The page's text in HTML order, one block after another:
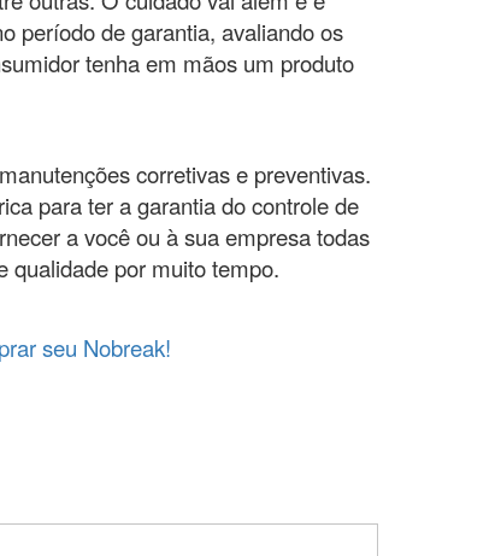
período de garantia, avaliando os
tenha em mãos um produto
corretivas e preventivas.
para ter a garantia do controle de
a você ou à sua empresa todas
qualidade por muito tempo.
seu Nobreak!